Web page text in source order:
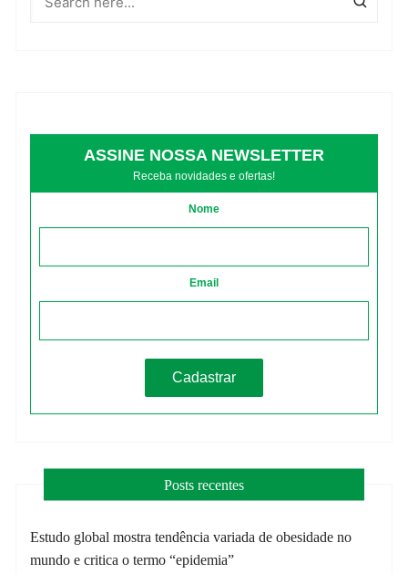
ASSINE NOSSA NEWSLETTER
Receba novidades e ofertas!
Nome
Email
Posts recentes
Estudo global mostra tendência variada de obesidade no
mundo e critica o termo “epidemia”